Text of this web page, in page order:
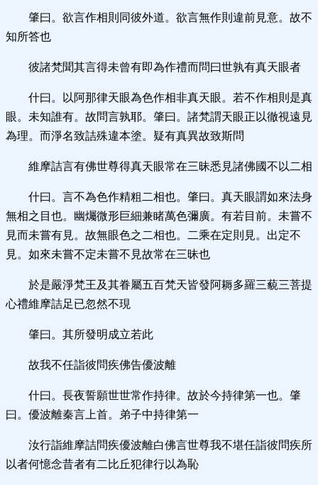
肇曰。欲言作相則同彼外道。欲言無作則違前見意。故不
知所答也
彼諸梵聞其言得未曾有即為作禮而問曰世孰有真天眼者
什曰。以阿那律天眼為色作相非真天眼。若不作相則是真
眼。未知誰有。故問言孰耶。肇曰。諸梵謂天眼正以徹視遠見
為理。而淨名致詰殊違本塗。疑有真異故致斯問
維摩詰言有佛世尊得真天眼常在三昧悉見諸佛國不以二相
什曰。言不為色作精粗二相也。肇曰。真天眼謂如來法身
無相之目也。幽爥微形巨細兼睹萬色彌廣。有若目前。未嘗不
見而未嘗有見。故無眼色之二相也。二乘在定則見。出定不
見。如來未嘗不定未嘗不見故常在三昧也
於是嚴淨梵王及其眷屬五百梵天皆發阿耨多羅三藐三菩提
心禮維摩詰足已忽然不現
肇曰。其所發明成立若此
故我不任詣彼問疾佛告優波離
什曰。長夜誓願世世常作持律。故於今持律第一也。肇
曰。優波離秦言上首。弟子中持律第一
汝行詣維摩詰問疾優波離白佛言世尊我不堪任詣彼問疾所
以者何憶念昔者有二比丘犯律行以為恥